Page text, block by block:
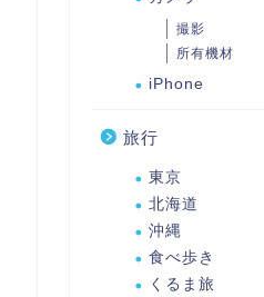
撮影
所有機材
iPhone
旅行
東京
北海道
沖縄
食べ歩き
くるま旅